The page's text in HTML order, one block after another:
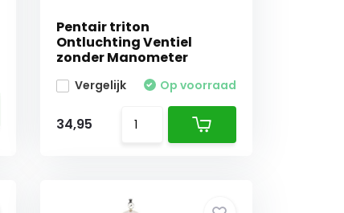
Pentair triton
Ontluchting Ventiel
zonder Manometer
Vergelijk Op voorraad
34,95